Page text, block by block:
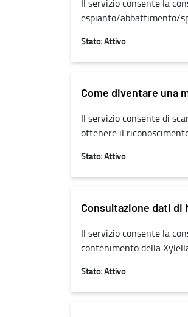
Il servizio consente la
espianto/abbattimento/
Stato: Attivo
Come diventare una
Il servizio consente di
ottenere il
Stato: Attivo
Consultazione dati di
Il servizio consente la
contenimento della
Stato: Attivo